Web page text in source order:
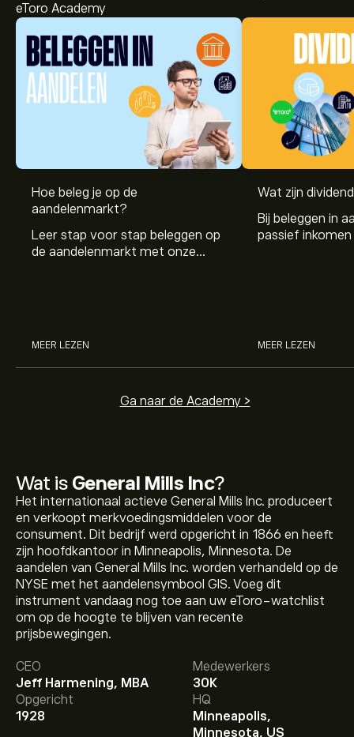
Wat is General Mills Inc?
Het internationaal actieve General Mills Inc. produceert
en verkoopt merkvoedingsmiddelen voor de
consument. Dit bedrijf werd opgericht in 1866 en heeft
zijn hoofdkantoor in Minneapolis, Minnesota. De
aandelen van General Mills Inc. worden verhandeld op de
NYSE met het aandelensymbool GIS. Voeg dit
instrument vandaag nog toe aan uw eToro-watchlist
om op de hoogte te blijven van recente
prijsbewegingen.
CEO
Jeff Harmening, MBA
Medewerkers
30K
Opgericht
1928
HQ
Minneapolis,
Minnesota, US
eToro Academy
Hoe beleg je op de
aandelenmarkt?
Leer stap voor stap beleggen op
de aandelenmarkt met onze
MEER LEZEN
Wat zijn
Bij beleggen in
passief
MEER LEZEN
Ga naar de Academy >
De huidige koers van GIS is 35.64‎$‎.
Het gemiddelde koersdoel voor General Mills Inc is
35.64‎$‎.
bij eToro voor gedetailleerde
analistenvoorspellingen en koersdoelen.